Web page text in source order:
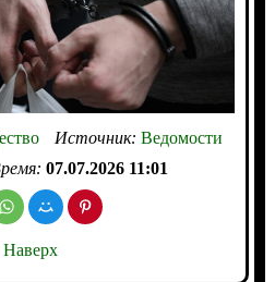
Источник: Ведомости
07.07.2026 11:01
Наверх